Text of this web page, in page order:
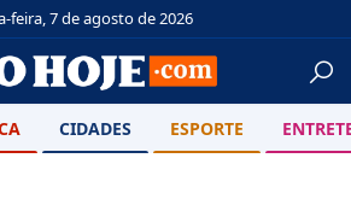
feira, 7 de agosto de 2026
CIDADES ESPORTE